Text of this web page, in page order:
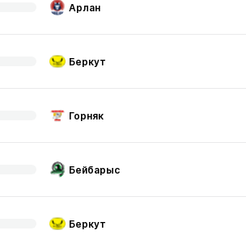
Арлан
Беркут
Горняк
Бейбарыс
Беркут